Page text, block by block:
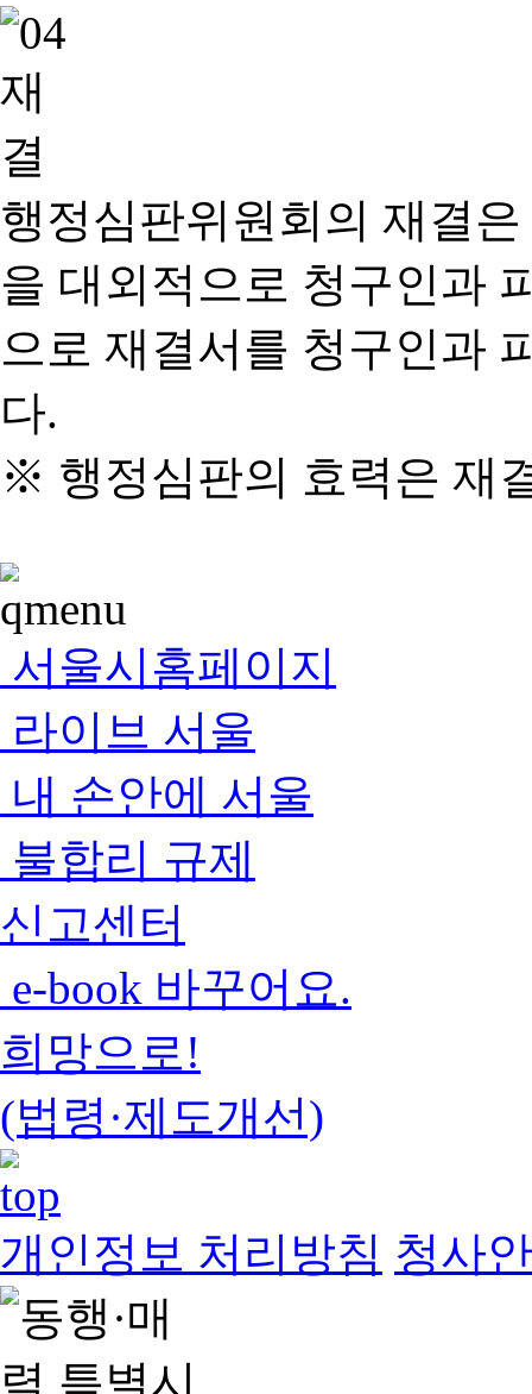
행정심판위원회의 재결
을 대외적으로 청구인과
으로 재결서를 청구인과
다.
※ 행정심판의 효력은 재
서울시홈페이지
라이브 서울
내 손안에 서울
불합리 규제
신고센터
e-book 바꾸어요.
희망으로!
(법령·제도개선)
개인정보 처리방침 청사